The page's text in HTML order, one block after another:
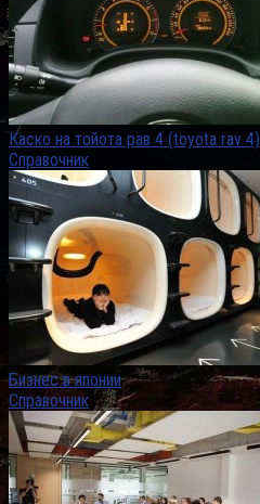
Каско на тойота рав 4 (toyota rav 4)
Справочник
Бизнес в японии
Справочник